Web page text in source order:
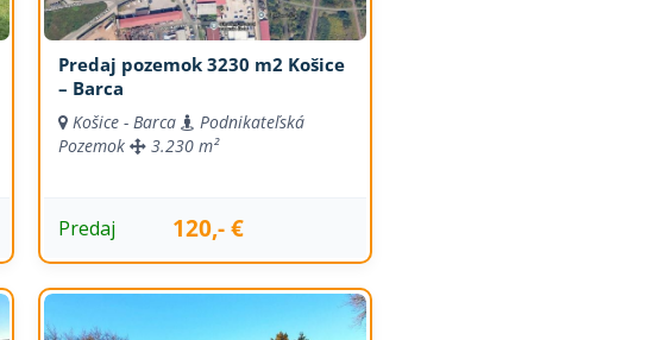
Predaj pozemok 3230 m2 Košice
– Barca
Košice - Barca
Podnikateľská
Pozemok
3.230 m²
Predaj 120,- €